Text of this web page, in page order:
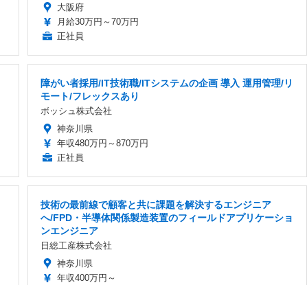
大阪府
月給30万円～70万円
正社員
障がい者採用/IT技術職/ITシステムの企画 導入 運用管理/リ
モート/フレックスあり
ボッシュ株式会社
神奈川県
年収480万円～870万円
正社員
技術の最前線で顧客と共に課題を解決するエンジニア
へ/FPD・半導体関係製造装置のフィールドアプリケーショ
ンエンジニア
日総工産株式会社
神奈川県
年収400万円～